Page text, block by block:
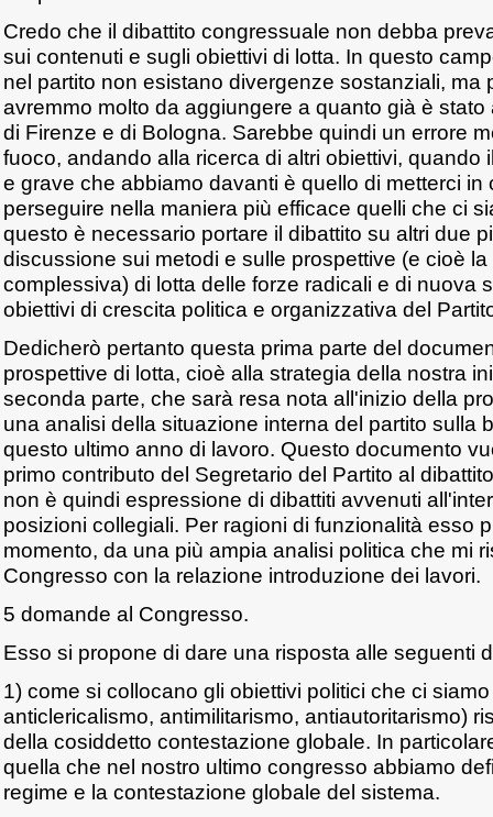
Credo che il dibattito congressuale non debba
sui contenuti e sugli obiettivi di lotta. In questo
nel partito non esistano divergenze sostanziali, ma
avremmo molto da aggiungere a quanto già è
di Firenze e di Bologna. Sarebbe quindi un errore
fuoco, andando alla ricerca di altri obiettivi, quando
e grave che abbiamo davanti è quello di metterci in
perseguire nella maniera più efficace quelli che ci
questo è necessario portare il dibattito su altri due
discussione sui metodi e sulle prospettive (e cioè
complessiva) di lotta delle forze radicali e di nuova
obiettivi di crescita politica e organizzativa del
Dedicherò pertanto questa prima parte del
prospettive di lotta, cioè alla strategia della nostra
seconda parte, che sarà resa nota all'inizio della
una analisi della situazione interna del partito sulla
questo ultimo anno di lavoro. Questo documento
primo contributo del Segretario del Partito al
non è quindi espressione di dibattiti avvenuti
posizioni collegiali. Per ragioni di funzionalità esso
momento, da una più ampia analisi politica che mi
Congresso con la relazione introduzione dei lavori.
5 domande al Congresso.
Esso si propone di dare una risposta alle seguenti
1) come si collocano gli obiettivi politici che ci
anticlericalismo, antimilitarismo, antiautoritarismo)
della cosiddetto contestazione globale. In
quella che nel nostro ultimo congresso abbiamo
regime e la contestazione globale del sistema.